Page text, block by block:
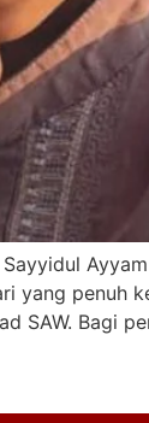
yang penuh
SAW. Bagi